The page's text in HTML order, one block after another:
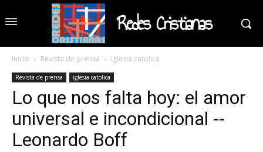
Redes Cristianas
Inicio Revista de prensa iglesia catolica
Revista de prensa iglesia catolica
Lo que nos falta hoy: el amor
universal e incondicional --
Leonardo Boff